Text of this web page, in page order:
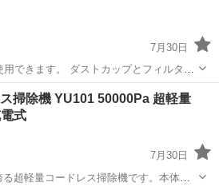
工場の...
7月30日
できます。 ダストカップとフィルター
す。パワー回転ブラシ付。 動作音は静か
ので楽です。 付属品：充電器、電池18V
掃除機 YU101 50000Pa 超軽量
式
7月30日
超軽量コードレス掃除機です。本体重